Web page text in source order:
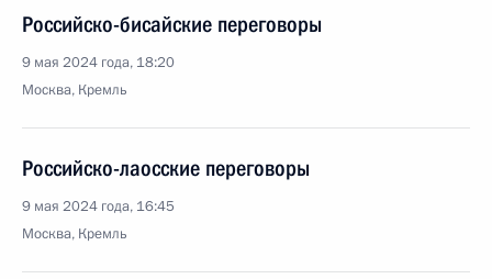
Российско-бисайские переговоры
9 мая 2024 года, 18:20
Москва, Кремль
Российско-лаосские переговоры
9 мая 2024 года, 16:45
Москва, Кремль